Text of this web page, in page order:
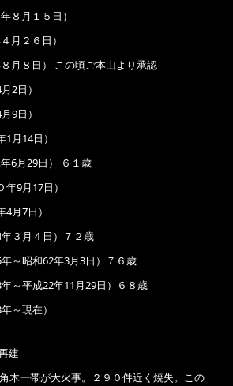
８月１５日）
月２６日）
月８日） この頃ご本山より承認
2日）
9日）
月14日）
6月29日） ６１歳
9月17日）
月7日）
３月４日）７２歳
～昭和62年3月3日）７６歳
～平成22年11月29日）６８歳
～現在）
建
木一帯が大火事。２９０件近く焼失。この